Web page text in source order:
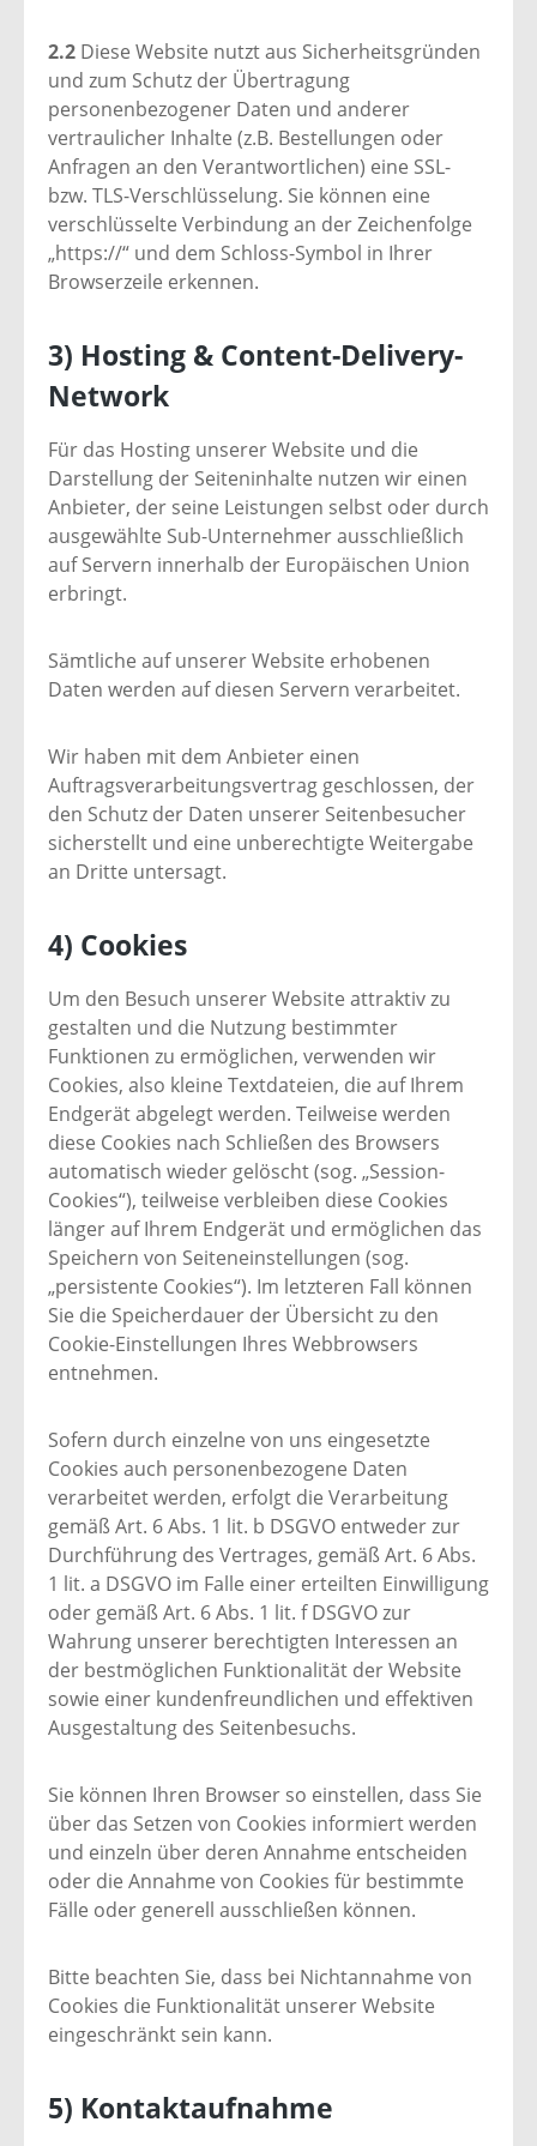
2.2 Diese Website nutzt aus Sicherheitsgründen
und zum Schutz der Übertragung
personenbezogener Daten und anderer
vertraulicher Inhalte (z.B. Bestellungen oder
Anfragen an den Verantwortlichen) eine SSL-
bzw. TLS-Verschlüsselung. Sie können eine
verschlüsselte Verbindung an der Zeichenfolge
„https://“ und dem Schloss-Symbol in Ihrer
Browserzeile erkennen.
3) Hosting & Content-Delivery-
Network
Für das Hosting unserer Website und die
Darstellung der Seiteninhalte nutzen wir einen
Anbieter, der seine Leistungen selbst oder durch
ausgewählte Sub-Unternehmer ausschließlich
auf Servern innerhalb der Europäischen Union
erbringt.
Sämtliche auf unserer Website erhobenen
Daten werden auf diesen Servern verarbeitet.
Wir haben mit dem Anbieter einen
Auftragsverarbeitungsvertrag geschlossen, der
den Schutz der Daten unserer Seitenbesucher
sicherstellt und eine unberechtigte Weitergabe
an Dritte untersagt.
4) Cookies
Um den Besuch unserer Website attraktiv zu
gestalten und die Nutzung bestimmter
Funktionen zu ermöglichen, verwenden wir
Cookies, also kleine Textdateien, die auf Ihrem
Endgerät abgelegt werden. Teilweise werden
diese Cookies nach Schließen des Browsers
automatisch wieder gelöscht (sog. „Session-
Cookies“), teilweise verbleiben diese Cookies
länger auf Ihrem Endgerät und ermöglichen das
Speichern von Seiteneinstellungen (sog.
„persistente Cookies“). Im letzteren Fall können
Sie die Speicherdauer der Übersicht zu den
Cookie-Einstellungen Ihres Webbrowsers
entnehmen.
Sofern durch einzelne von uns eingesetzte
Cookies auch personenbezogene Daten
verarbeitet werden, erfolgt die Verarbeitung
gemäß Art. 6 Abs. 1 lit. b DSGVO entweder zur
Durchführung des Vertrages, gemäß Art. 6 Abs.
1 lit. a DSGVO im Falle einer erteilten Einwilligung
oder gemäß Art. 6 Abs. 1 lit. f DSGVO zur
Wahrung unserer berechtigten Interessen an
der bestmöglichen Funktionalität der Website
sowie einer kundenfreundlichen und effektiven
Ausgestaltung des Seitenbesuchs.
Sie können Ihren Browser so einstellen, dass Sie
über das Setzen von Cookies informiert werden
und einzeln über deren Annahme entscheiden
oder die Annahme von Cookies für bestimmte
Fälle oder generell ausschließen können.
Bitte beachten Sie, dass bei Nichtannahme von
Cookies die Funktionalität unserer Website
eingeschränkt sein kann.
5) Kontaktaufnahme